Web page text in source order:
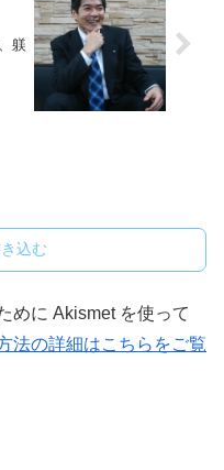
躾
込む
めに Akismet を使って
法の詳細はこちらをご覧